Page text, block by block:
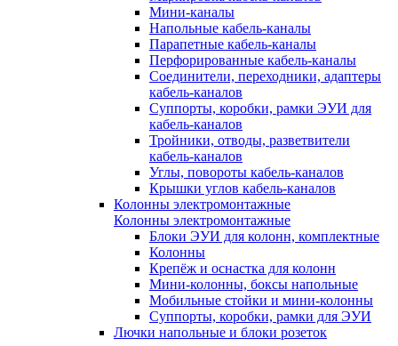
Мини-каналы
Напольные кабель-каналы
Парапетные кабель-каналы
Перфорированные кабель-каналы
Соединители, переходники, адаптеры
кабель-каналов
Суппорты, коробки, рамки ЭУИ для
кабель-каналов
Тройники, отводы, разветвители
кабель-каналов
Углы, повороты кабель-каналов
Крышки углов кабель-каналов
Колонны электромонтажные
Колонны электромонтажные
Блоки ЭУИ для колонн, комплектные
Колонны
Крепёж и оснастка для колонн
Мини-колонны, боксы напольные
Мобильные стойки и мини-колонны
Суппорты, коробки, рамки для ЭУИ
Лючки напольные и блоки розеток